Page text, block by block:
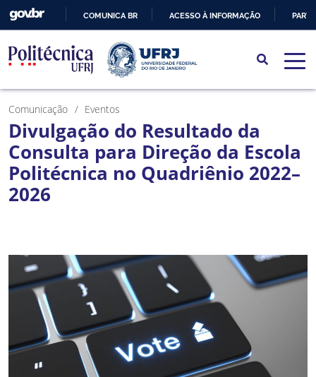
PARA
O
CONTEÚDO
COMUNICA BR ACESSO À INFORMAÇÃO
Comunicação Eventos
Divulgação do Resultado da
Consulta para Direção da Escola
Politécnica no Quadriênio 2022–
2026